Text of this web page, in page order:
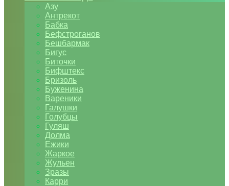
Азу
Антрекот
Бабка
Бефстроганов
Бешбармак
Бигус
Биточки
Бифштекс
Бризоль
Буженина
Вареники
Галушки
Голубцы
Гуляш
Долма
Ежики
Жаркое
Жульен
Зразы
Карри